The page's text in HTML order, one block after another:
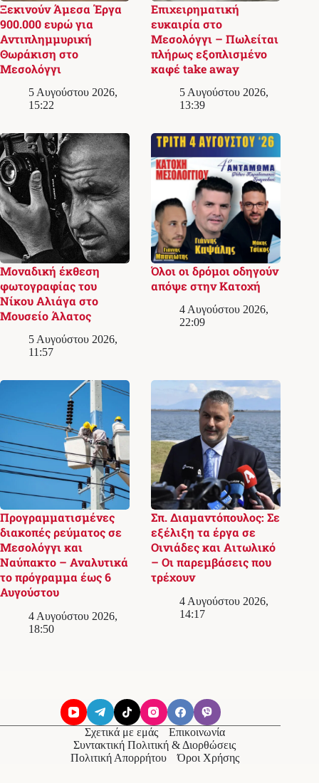
Ξεκινούν Άμεσα Έργα
900.000 ευρώ για
Αντιπλημμυρική
Θωράκιση στο
Μεσολόγγι
5 Αυγούστου 2026,
15:22
Επιχειρηματική
ευκαιρία στο
Μεσολόγγι – Πωλείται
πλήρως εξοπλισμένο
καφέ take away
5 Αυγούστου 2026,
13:39
Μοναδική έκθεση
φωτογραφίας του
Νίκου Αλιάγα στο
Μουσείο Άλατος
5 Αυγούστου 2026,
11:57
Όλοι οι δρόμοι οδηγούν
απόψε στην Κατοχή
4 Αυγούστου 2026,
22:09
Προγραμματισμένες
διακοπές ρεύματος σε
Μεσολόγγι και
Ναύπακτο – Αναλυτικά
το πρόγραμμα έως 6
Αυγούστου
4 Αυγούστου 2026,
18:50
Σπ. Διαμαντόπουλος: Σε
εξέλιξη τα έργα σε
Οινιάδες και Αιτωλικό
– Οι παρεμβάσεις που
τρέχουν
4 Αυγούστου 2026,
14:17
Σχετικά με εμάς
Επικοινωνία
Συντακτική Πολιτική & Διορθώσεις
Πολιτική Απορρήτου
Όροι Χρήσης